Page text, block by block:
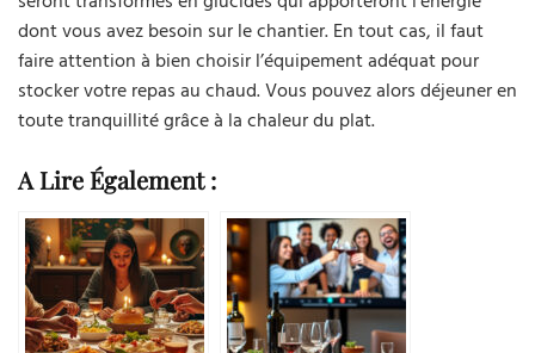
dont vous avez besoin sur le chantier. En tout cas, il faut
faire attention à bien choisir l’équipement adéquat pour
stocker votre repas au chaud. Vous pouvez alors déjeuner en
toute tranquillité grâce à la chaleur du plat.
A Lire Également :